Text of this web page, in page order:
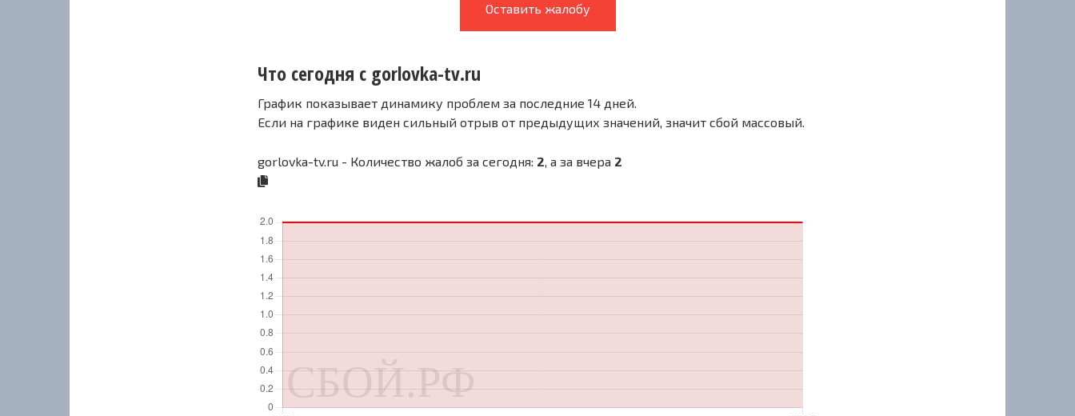
Оставить жалобу
Что сегодня с gorlovka-tv.ru
График показывает динамику проблем за последние 14 дней.
Если на графике виден сильный отрыв от предыдущих значений, значит сбой массовый.
gorlovka-tv.ru - Количество жалоб за сегодня: 2, а за вчера 2